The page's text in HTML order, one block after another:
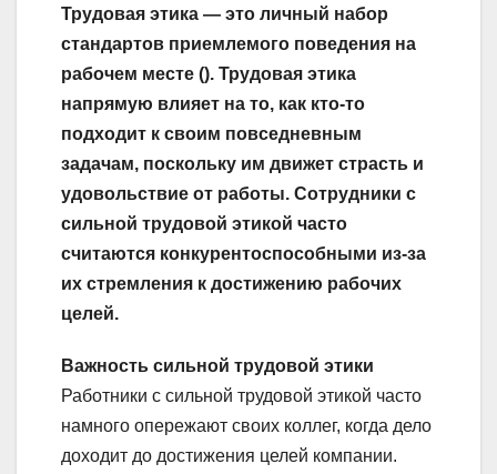
Трудовая этика — это личный набор
стандартов приемлемого поведения на
рабочем месте (). Трудовая этика
напрямую влияет на то, как кто-то
подходит к своим повседневным
задачам, поскольку им движет страсть и
удовольствие от работы. Сотрудники с
сильной трудовой этикой часто
считаются конкурентоспособными из-за
их стремления к достижению рабочих
целей.
Важность сильной трудовой этики
Работники с сильной трудовой этикой часто
намного опережают своих коллег, когда дело
доходит до достижения целей компании.